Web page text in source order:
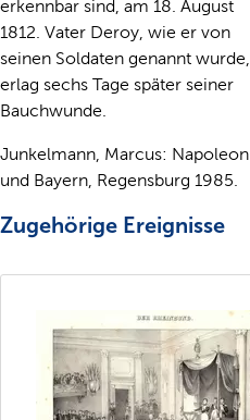
erkennbar sind, am 18. August
1812. Vater Deroy, wie er von
seinen Soldaten genannt wurde,
erlag sechs Tage später seiner
Bauchwunde.
Junkelmann, Marcus: Napoleon
und Bayern, Regensburg 1985.
Zugehörige Ereignisse